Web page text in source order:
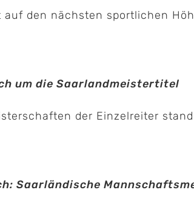
den nächsten sportlichen
um die Saarlandmeistertitel
der Einzelreiter
Saarländische